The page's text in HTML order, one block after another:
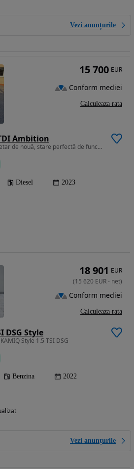
Vezi anunțurile
Ambition
1968 cm3 • 115 CP • Proprietar de nouă, stare perfectă de funcționare, fără daune.
Diesel 2023
15 700 EUR
Conform mediei
Calculeaza rata
DSG Style
Style 1.5 TSI DSG
Benzina 2022
Vezi anunțurile
18 901 EUR
(15 620 EUR- net)
Conform mediei
Calculeaza rata